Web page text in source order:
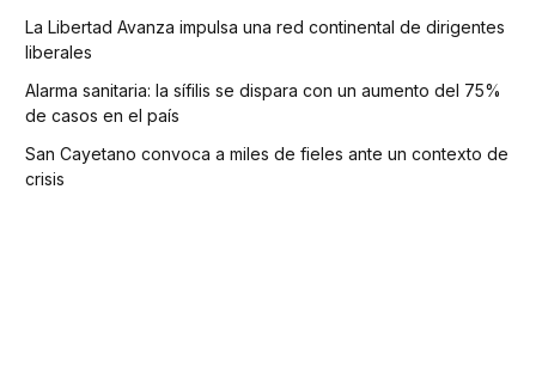
La Libertad Avanza impulsa una red continental de dirigentes
liberales
Alarma sanitaria: la sífilis se dispara con un aumento del 75%
de casos en el país
San Cayetano convoca a miles de fieles ante un contexto de
crisis